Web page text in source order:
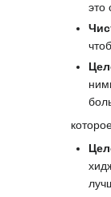
это